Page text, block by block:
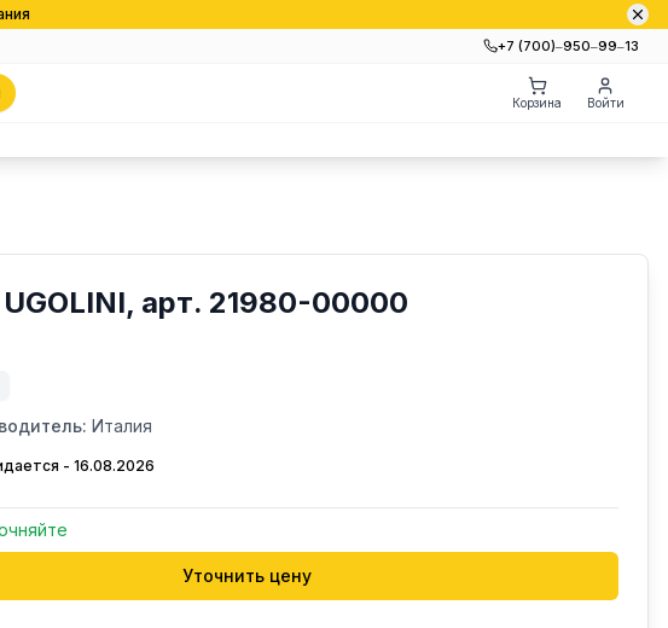
+7 (700)‒950‒99‒13
Корзина Войти
арт. 21980-00000
Италия
- 16.08.2026
Уточнить цену